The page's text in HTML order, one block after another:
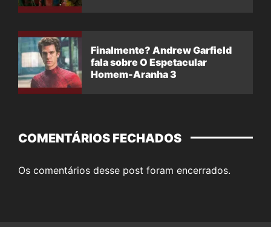
Finalmente? Andrew Garfield
fala sobre O Espetacular
Homem-Aranha 3
COMENTÁRIOS FECHADOS
Os comentários desse post foram encerrados.